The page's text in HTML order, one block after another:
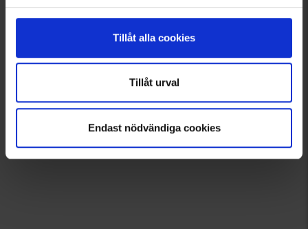
Tillåt alla cookies
Tillåt urval
Endast nödvändiga cookies